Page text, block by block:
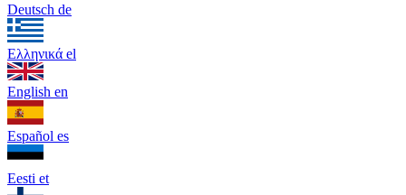
Deutsch de
Ελληνικά el
English en
Español es
Eesti et